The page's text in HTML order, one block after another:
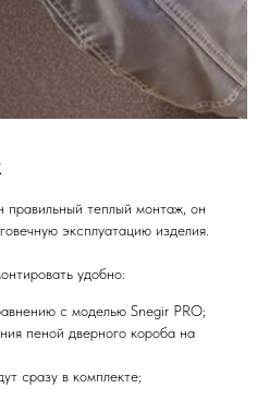
правильный теплый монтаж, он
эксплуатацию изделия.
удобно:
с моделью Snegir PRO;
пеной дверного короба на
сразу в комплекте;